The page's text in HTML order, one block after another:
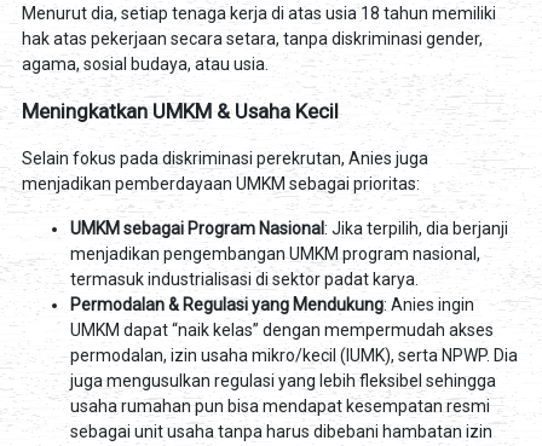
Menurut dia, setiap tenaga kerja di atas usia 18 tahun memiliki
hak atas pekerjaan secara setara, tanpa diskriminasi gender,
agama, sosial budaya, atau usia.
Meningkatkan UMKM & Usaha Kecil
Selain fokus pada diskriminasi perekrutan, Anies juga
menjadikan pemberdayaan UMKM sebagai prioritas:
UMKM sebagai Program Nasional: Jika terpilih, dia berjanji
menjadikan pengembangan UMKM program nasional,
termasuk industrialisasi di sektor padat karya.
Permodalan & Regulasi yang Mendukung: Anies ingin
UMKM dapat “naik kelas” dengan mempermudah akses
permodalan, izin usaha mikro/kecil (IUMK), serta NPWP. Dia
juga mengusulkan regulasi yang lebih fleksibel sehingga
usaha rumahan pun bisa mendapat kesempatan resmi
sebagai unit usaha tanpa harus dibebani hambatan izin